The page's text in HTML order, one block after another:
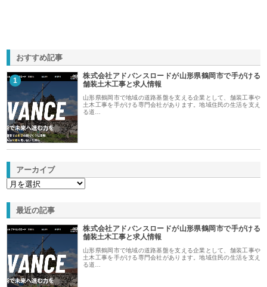
おすすめ記事
1
株式会社アドバンスロードが山形県鶴岡市で手がける
舗装土木工事と求人情報
山形県鶴岡市で地域の道路基盤を支える企業として、舗装工事や
土木工事を手がける専門会社があります。地域住民の生活を支え
る道…
アーカイブ
最近の記事
株式会社アドバンスロードが山形県鶴岡市で手がける
舗装土木工事と求人情報
山形県鶴岡市で地域の道路基盤を支える企業として、舗装工事や
土木工事を手がける専門会社があります。地域住民の生活を支え
る道…